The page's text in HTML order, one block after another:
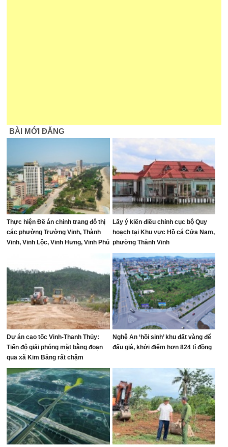
BÀI MỚI ĐĂNG
Thực hiện Đề án chỉnh trang đô thị
các phường Trường Vinh, Thành
Vinh, Vinh Lộc, Vinh Hưng, Vinh Phú
Lấy ý kiến điều chỉnh cục bộ Quy
hoạch tại Khu vực Hồ cá Cửa Nam,
phường Thành Vinh
Dự án cao tốc Vinh-Thanh Thủy:
Tiến độ giải phóng mặt bằng đoạn
qua xã Kim Bảng rất chậm
Nghệ An ‘hồi sinh’ khu đất vàng để
đấu giá, khởi điểm hơn 824 tỉ đồng